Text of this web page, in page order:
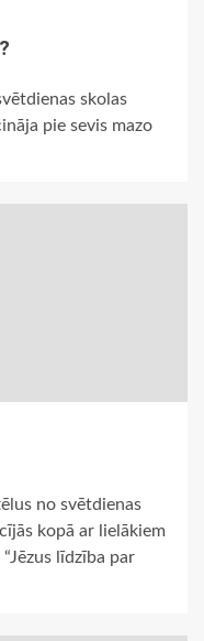
skolas
pie sevis mazo
no svētdienas
kopā ar lielākiem
līdzība par